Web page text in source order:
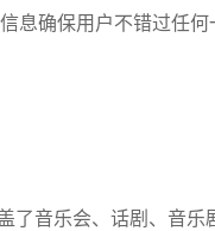
息确保用户不错过任
了音乐会、话剧、音